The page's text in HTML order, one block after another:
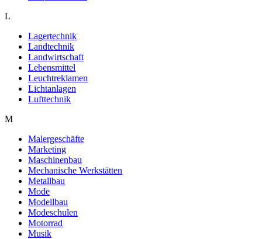
L
Lagertechnik
Landtechnik
Landwirtschaft
Lebensmittel
Leuchtreklamen
Lichtanlagen
Lufttechnik
M
Malergeschäfte
Marketing
Maschinenbau
Mechanische Werkstätten
Metallbau
Mode
Modellbau
Modeschulen
Motorrad
Musik